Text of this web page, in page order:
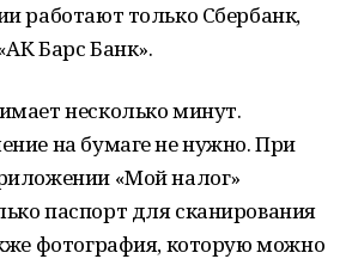
работают только Сбербанк,
Барс Банк».
несколько минут.
на бумаге не нужно. При
«Мой налог»
паспорт для сканирования
фотография, которую можно